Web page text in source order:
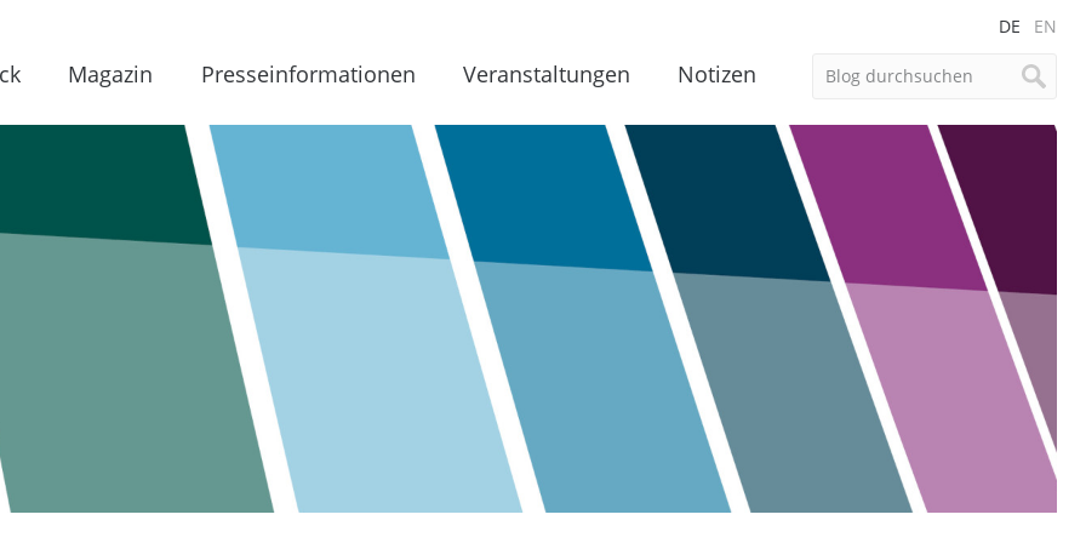
DE EN
Magazin Presseinformationen Veranstaltungen Notizen